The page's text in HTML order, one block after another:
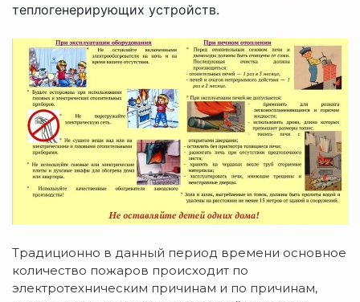
теплогенерирующих устройств.
Традиционно в данный период времени основное
количество пожаров происходит по
электротехническим причинам и по причинам,